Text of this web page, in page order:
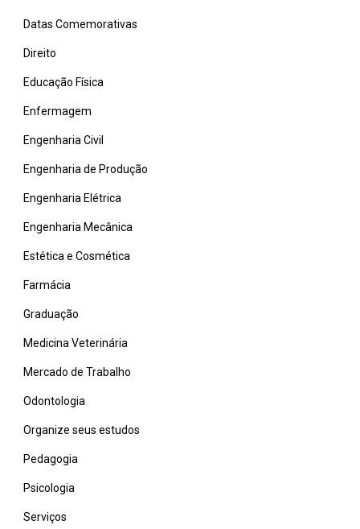
Datas Comemorativas
Direito
Educação Física
Enfermagem
Engenharia Civil
Engenharia de Produção
Engenharia Elétrica
Engenharia Mecânica
Estética e Cosmética
Farmácia
Graduação
Medicina Veterinária
Mercado de Trabalho
Odontologia
Organize seus estudos
Pedagogia
Psicologia
Serviços